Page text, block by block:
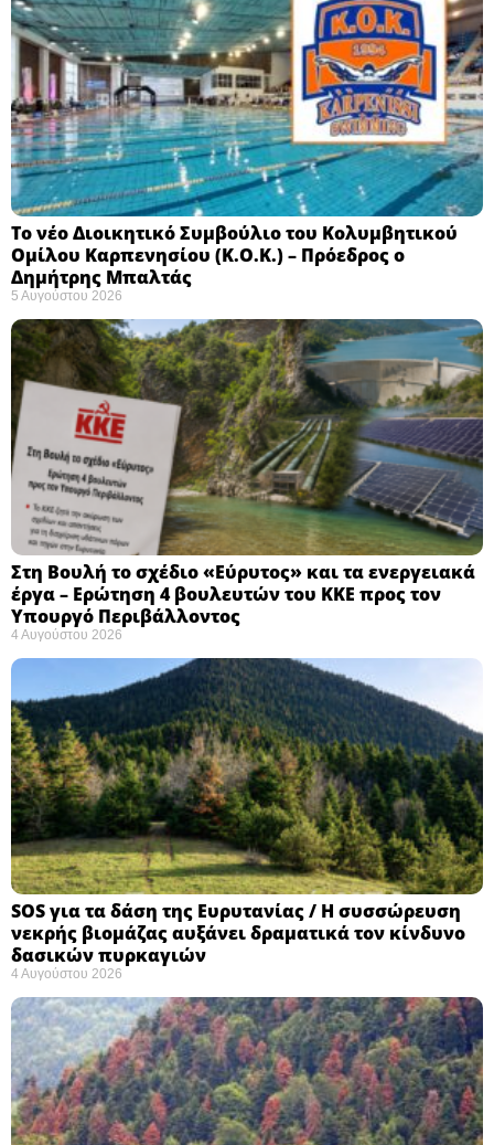
Το νέο Διοικητικό Συμβούλιο του Κολυμβητικού
Ομίλου Καρπενησίου (Κ.Ο.Κ.) – Πρόεδρος ο
Δημήτρης Μπαλτάς
5 Αυγούστου 2026
Στη Βουλή το σχέδιο «Εύρυτος» και τα ενεργειακά
έργα – Ερώτηση 4 βουλευτών του ΚΚΕ προς τον
Υπουργό Περιβάλλοντος
4 Αυγούστου 2026
SOS για τα δάση της Ευρυτανίας / Η συσσώρευση
νεκρής βιομάζας αυξάνει δραματικά τον κίνδυνο
δασικών πυρκαγιών
4 Αυγούστου 2026